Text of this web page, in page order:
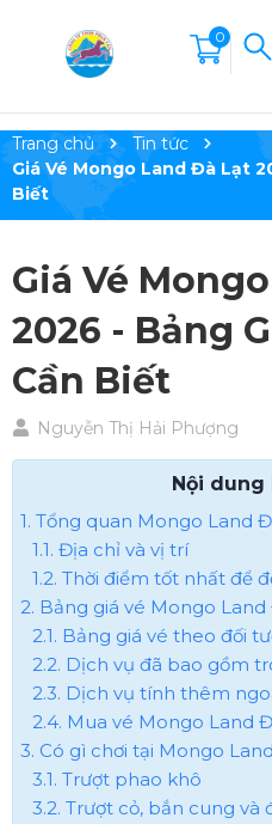
0
Trang chủ
Tin tức
Giá Vé Mongo Land Đà Lạt
Biết
Giá Vé
2026 - Bảng
Cần Biết
Nguyễn Thị Hải Phượng
Nội
1. Tổng quan Mongo Land
1.1. Địa chỉ và vị trí
1.2. Thời điểm tốt nhất để
2. Bảng giá vé Mongo
2.1. Bảng giá vé theo đối
2.2. Dịch vụ đã bao gồm
2.3. Dịch vụ tính thêm
2.4. Mua vé Mongo Land
3. Có gì chơi tại Mongo
3.1. Trượt phao khô
3.2. Trượt cỏ, bắn cung và